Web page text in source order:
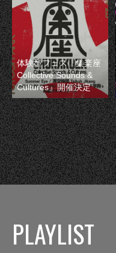
体験型フェス『集楽座
Collective Sounds &
Cultures』開催決定
PLAYLIST